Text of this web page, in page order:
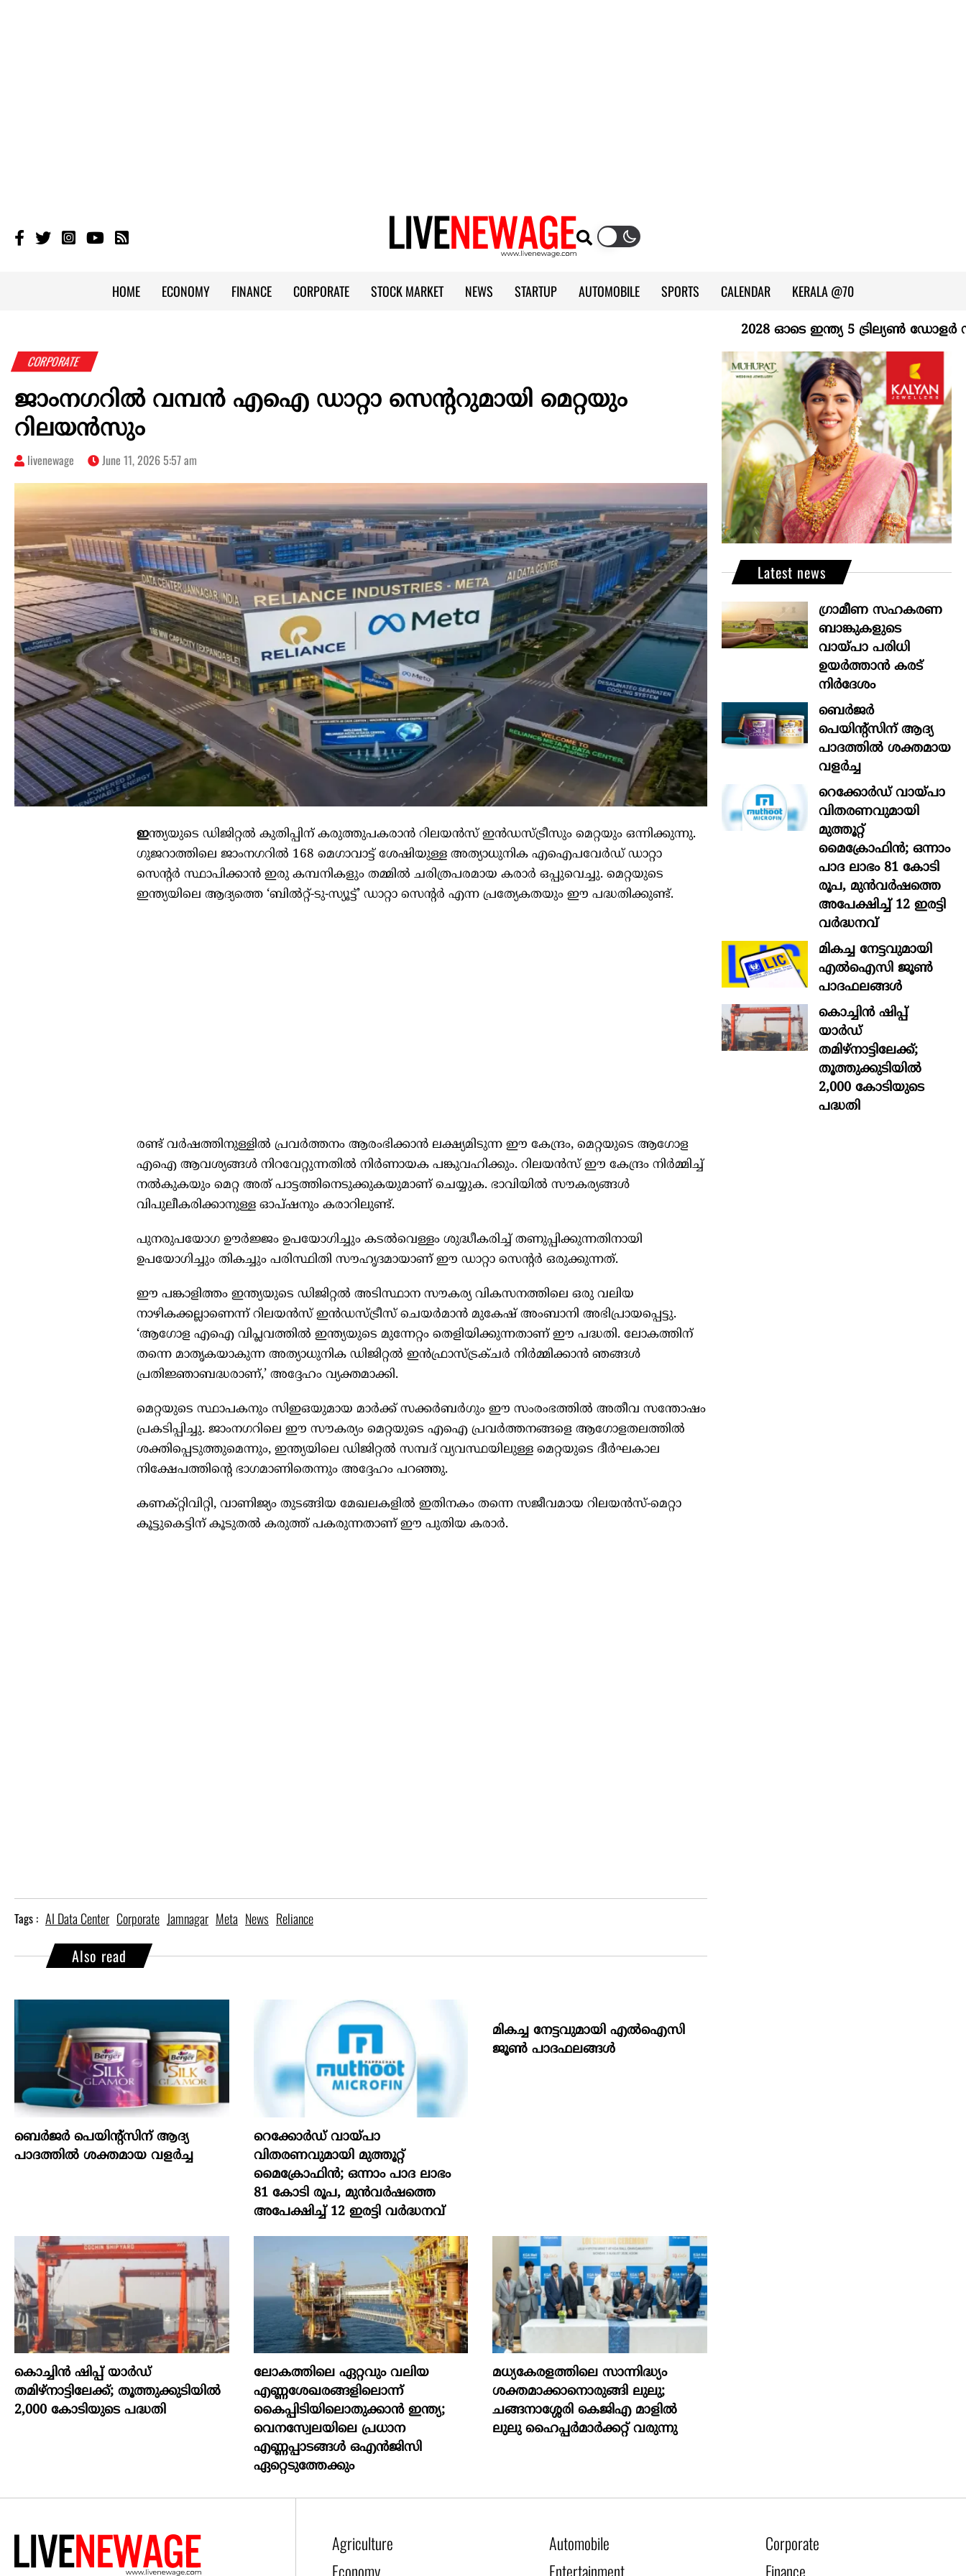
HOME ECONOMY FINANCE CORPORATE STOCK MARKET NEWS STARTUP AUTOMOBILE SPORTS CALENDAR KERALA @70
2028 ഓടെ ഇന്ത്യ 5 ട്രില്യണ്‍ ഡോളര്‍
CORPORATE
ജാംനഗറില്‍ വമ്പന്‍ എഐ ഡാറ്റാ സെന്ററുമായി മെറ്റയും
റിലയന്‍സും
livenewage June 11, 2026 5:57 am
ഇന്ത്യയുടെ ഡിജിറ്റല്‍ കുതിപ്പിന് കരുത്തുപകരാന്‍ റിലയന്‍സ് ഇന്‍ഡസ്ട്രീസും മെറ്റയും ഒന്നിക്കുന്നു.
ഗുജറാത്തിലെ ജാംനഗറില്‍ 168 മെഗാവാട്ട് ശേഷിയുള്ള അത്യാധുനിക എഐപവേര്‍ഡ് ഡാറ്റാ
സെന്റര്‍ സ്ഥാപിക്കാന്‍ ഇരു കമ്പനികളും തമ്മില്‍ ചരിത്രപരമായ കരാര്‍ ഒപ്പുവെച്ചു. മെറ്റയുടെ
ഇന്ത്യയിലെ ആദ്യത്തെ ‘ബില്‍റ്റ്-ടു-സ്യൂട്ട്’ ഡാറ്റാ സെന്റര്‍ എന്ന പ്രത്യേകതയും ഈ പദ്ധതിക്കുണ്ട്.
രണ്ട് വര്‍ഷത്തിനുള്ളില്‍ പ്രവര്‍ത്തനം ആരംഭിക്കാന്‍ ലക്ഷ്യമിടുന്ന ഈ കേന്ദ്രം, മെറ്റയുടെ ആഗോള
എഐ ആവശ്യങ്ങള്‍ നിറവേറ്റുന്നതില്‍ നിര്‍ണായക പങ്കുവഹിക്കും. റിലയന്‍സ് ഈ കേന്ദ്രം നിര്‍മ്മിച്ച്
നല്‍കുകയും മെറ്റ അത് പാട്ടത്തിനെടുക്കുകയുമാണ് ചെയ്യുക. ഭാവിയില്‍ സൗകര്യങ്ങള്‍
വിപുലീകരിക്കാനുള്ള ഓപ്ഷനും കരാറിലുണ്ട്.
പുനരുപയോഗ ഊര്‍ജ്ജം ഉപയോഗിച്ചും കടല്‍വെള്ളം ശുദ്ധീകരിച്ച് തണുപ്പിക്കുന്നതിനായി
ഉപയോഗിച്ചും തികച്ചും പരിസ്ഥിതി സൗഹൃദമായാണ് ഈ ഡാറ്റാ സെന്റര്‍ ഒരുക്കുന്നത്.
ഈ പങ്കാളിത്തം ഇന്ത്യയുടെ ഡിജിറ്റല്‍ അടിസ്ഥാന സൗകര്യ വികസനത്തിലെ ഒരു വലിയ
നാഴികക്കല്ലാണെന്ന് റിലയന്‍സ് ഇന്‍ഡസ്ട്രീസ് ചെയര്‍മാന്‍ മുകേഷ് അംബാനി അഭിപ്രായപ്പെട്ടു.
‘ആഗോള എഐ വിപ്ലവത്തില്‍ ഇന്ത്യയുടെ മുന്നേറ്റം തെളിയിക്കുന്നതാണ് ഈ പദ്ധതി. ലോകത്തിന്
തന്നെ മാതൃകയാകുന്ന അത്യാധുനിക ഡിജിറ്റല്‍ ഇന്‍ഫ്രാസ്ട്രക്ചര്‍ നിര്‍മ്മിക്കാന്‍ ഞങ്ങള്‍
പ്രതിജ്ഞാബദ്ധരാണ്,’ അദ്ദേഹം വ്യക്തമാക്കി.
മെറ്റയുടെ സ്ഥാപകനും സിഇഒയുമായ മാര്‍ക്ക് സക്കര്‍ബര്‍ഗും ഈ സംരംഭത്തില്‍ അതീവ സന്തോഷം
പ്രകടിപ്പിച്ചു. ജാംനഗറിലെ ഈ സൗകര്യം മെറ്റയുടെ എഐ പ്രവര്‍ത്തനങ്ങളെ ആഗോളതലത്തില്‍
ശക്തിപ്പെടുത്തുമെന്നും, ഇന്ത്യയിലെ ഡിജിറ്റല്‍ സമ്പദ് വ്യവസ്ഥയിലുള്ള മെറ്റയുടെ ദീര്‍ഘകാല
നിക്ഷേപത്തിന്റെ ഭാഗമാണിതെന്നും അദ്ദേഹം പറഞ്ഞു.
കണക്റ്റിവിറ്റി, വാണിജ്യം തുടങ്ങിയ മേഖലകളില്‍ ഇതിനകം തന്നെ സജീവമായ റിലയന്‍സ്-മെറ്റാ
കൂട്ടുകെട്ടിന് കൂടുതല്‍ കരുത്ത് പകരുന്നതാണ് ഈ പുതിയ കരാര്‍.
Tags : AI Data Center Corporate Jamnagar Meta News Reliance
Also read
ബെർജർ പെയിന്റ്സിന് ആദ്യ
പാദത്തിൽ ശക്തമായ വളർച്ച
റെക്കോർഡ് വായ്പാ
വിതരണവുമായി മുത്തൂറ്റ്
മൈക്രോഫിൻ; ഒന്നാം പാദ ലാഭം
81 കോടി രൂപ, മുൻവർഷത്തെ
അപേക്ഷിച്ച് 12 ഇരട്ടി വർദ്ധനവ്
മികച്ച നേട്ടവുമായി എൽഐസി
ജൂൺ പാദഫലങ്ങൾ
കൊച്ചിന്‍ ഷിപ്പ് യാർഡ്
തമിഴ്നാട്ടിലേക്ക്; തൂത്തുക്കുടിയിൽ
2,000 കോടിയുടെ പദ്ധതി
ലോകത്തിലെ ഏറ്റവും വലിയ
എണ്ണശേഖരങ്ങളിലൊന്ന്
കൈപ്പിടിയിലൊതുക്കാന്‍ ഇന്ത്യ;
വെനസ്വേലയിലെ പ്രധാന
എണ്ണപ്പാടങ്ങള്‍ ഒഎന്‍ജിസി
ഏറ്റെടുത്തേക്കും
മധ്യകേരളത്തിലെ സാന്നിദ്ധ്യം
ശക്തമാക്കാനൊരുങ്ങി ലുലു;
ചങ്ങനാശ്ശേരി കെജിഎ മാളിൽ
ലുലു ഹൈപ്പർമാർക്കറ്റ് വരുന്നു
Latest news
ഗ്രാമീണ സഹകരണ
ബാങ്കുകളുടെ
വായ്പാ പരിധി
ഉയർത്താൻ കരട്
നിർദേശം
ബെർജർ
പെയിന്റ്സിന് ആദ്യ
പാദത്തിൽ ശക്തമായ
വളർച്ച
റെക്കോർഡ് വായ്പാ
വിതരണവുമായി
മുത്തൂറ്റ്
മൈക്രോഫിൻ; ഒന്നാം
പാദ ലാഭം 81 കോടി
രൂപ, മുൻവർഷത്തെ
അപേക്ഷിച്ച് 12 ഇരട്ടി
വർദ്ധനവ്
മികച്ച നേട്ടവുമായി
എൽഐസി ജൂൺ
പാദഫലങ്ങൾ
കൊച്ചിന്‍ ഷിപ്പ്
യാർഡ്
തമിഴ്നാട്ടിലേക്ക്;
തൂത്തുക്കുടിയിൽ
2,000 കോടിയുടെ
പദ്ധതി
Agriculture Automobile
Corporate
Economy
Entertainment Finance